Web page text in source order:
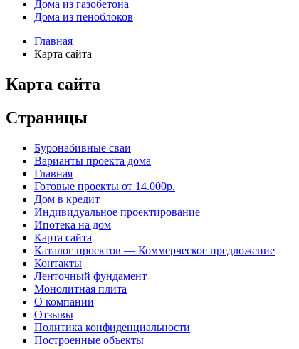
Дома из газобетона
Дома из пеноблоков
Главная
Карта сайта
Карта сайта
Страницы
Буронабивные сваи
Варианты проекта дома
Главная
Готовые проекты от 14.000р.
Дом в кредит
Индивидуальное проектирование
Ипотека на дом
Карта сайта
Каталог проектов — Коммерческое предложение
Контакты
Ленточный фундамент
Монолитная плита
О компании
Отзывы
Политика конфиденциальности
Построенные объекты